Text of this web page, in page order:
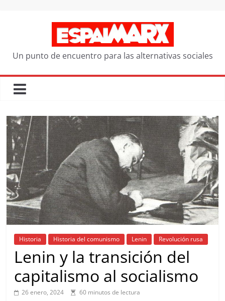
Un punto de encuentro para las alternativas sociales
Historia Historia del comunismo Lenin Revolución rusa
Lenin y la transición del
capitalismo al socialismo
26 enero, 2024 60 minutos de lectura